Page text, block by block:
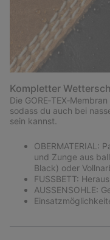
Kompletter
Die
sodass du auch bei
sein kannst.
OBERMATERIAL:
und Zunge aus
Black) oder
FUSSBETT:
AUSSENSOHLE: